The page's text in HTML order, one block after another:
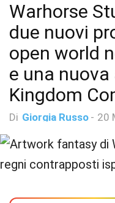
Warhorse
due nuovi
open world
e una
Kingdom
Di Giorgia Russo - 20